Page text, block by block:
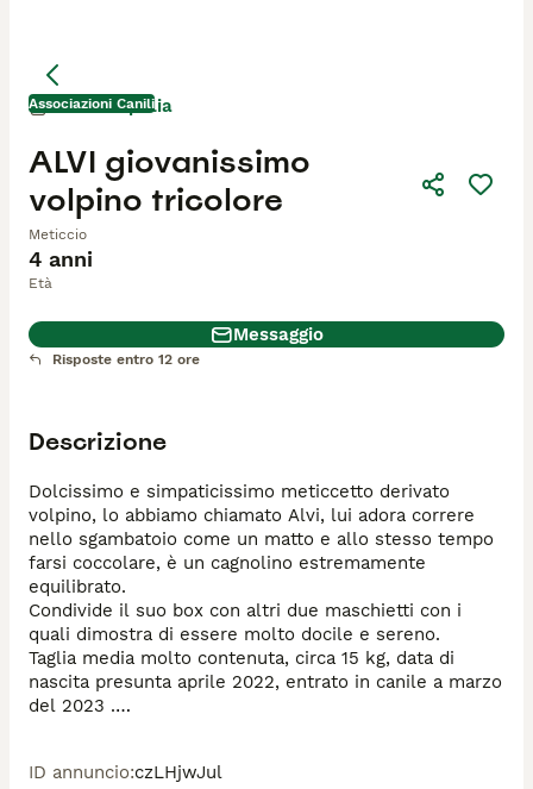
Associazioni Canili
4 anni
Età
ALVI giovanissimo
volpino tricolore
Meticcio
1 mese Aprilia
Messaggio
Risposte entro 12 ore
Descrizione
Dolcissimo e simpaticissimo meticcetto derivato
volpino, lo abbiamo chiamato Alvi, lui adora correre
nello sgambatoio come un matto e allo stesso tempo
farsi coccolare, è un cagnolino estremamente
equilibrato.
Condivide il suo box con altri due maschietti con i
quali dimostra di essere molto docile e sereno.
Taglia media molto contenuta, circa 15 kg, data di
nascita presunta aprile 2022, entrato in canile a marzo
del 2023 .
iter di adozione. negativo alla leishmania e sterilizzato
ID annuncio:czLHjwJul